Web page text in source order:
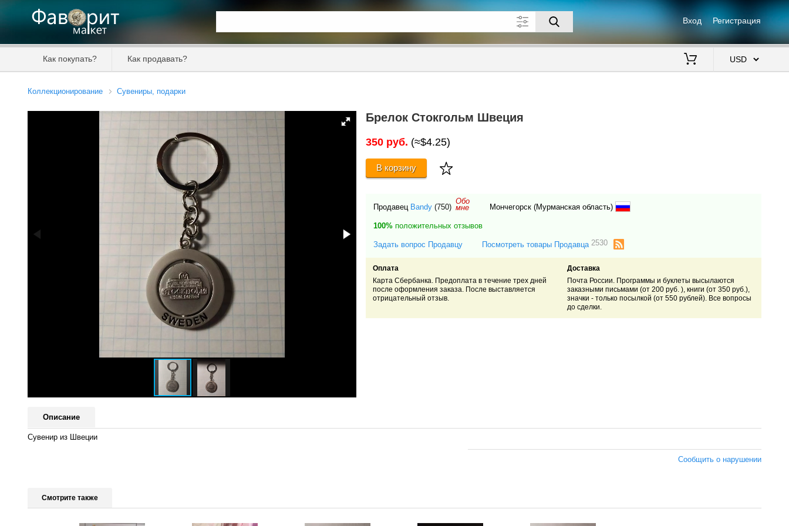
Вход Регистрация
Как покупать? Как продавать?
Коллекционирование Сувениры, подарки
Брелок Стокгольм Швеция
350 руб. (≈$4.25)
В корзину
Продавец Bandy (750)
Обо
мне Мончегорск (Мурманская область)
100% положительных отзывов
Задать вопрос Продавцу Посмотреть товары Продавца 2530
Оплата
Карта Сбербанка. Предоплата в течение трех дней
после оформления заказа. После выставляется
отрицательный отзыв.
Доставка
Почта России. Программы и буклеты высылаются
заказными письмами (от 200 руб. ), книги (от 350 руб.),
значки - только посылкой (от 550 рублей). Все вопросы
до сделки.
Описание
Сувенир из Швеции
Сообщить о нарушении
Смотрите также